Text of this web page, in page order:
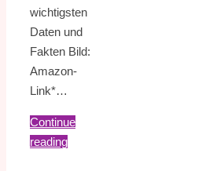
wichtigsten
Daten und
Fakten Bild:
Amazon-
Link*…
Continue
reading